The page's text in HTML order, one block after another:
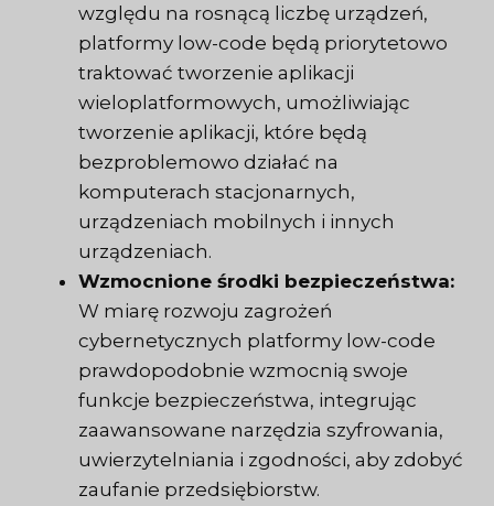
względu na rosnącą liczbę urządzeń,
platformy low-code będą priorytetowo
traktować tworzenie aplikacji
wieloplatformowych, umożliwiając
tworzenie aplikacji, które będą
bezproblemowo działać na
komputerach stacjonarnych,
urządzeniach mobilnych i innych
urządzeniach.
Wzmocnione środki bezpieczeństwa:
W miarę rozwoju zagrożeń
cybernetycznych platformy low-code
prawdopodobnie wzmocnią swoje
funkcje bezpieczeństwa, integrując
zaawansowane narzędzia szyfrowania,
uwierzytelniania i zgodności, aby zdobyć
zaufanie przedsiębiorstw.